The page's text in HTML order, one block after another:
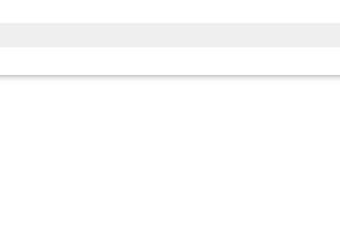
و مخصوصاً برای اتصال به سه فاز برق
بلافاصله بعد از بازگشت برق، دوباره کار